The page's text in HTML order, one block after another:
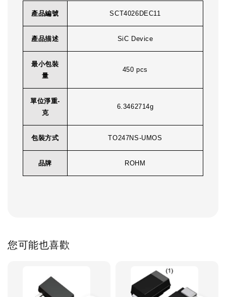
產品編號 SCT4026DEC11
產品描述 SiC Device
最小包裝
量
450 pcs
單位淨重-
克
6.3462714g
包裝方式 TO247NS-UMOS
品牌 ROHM
您可能也喜歡